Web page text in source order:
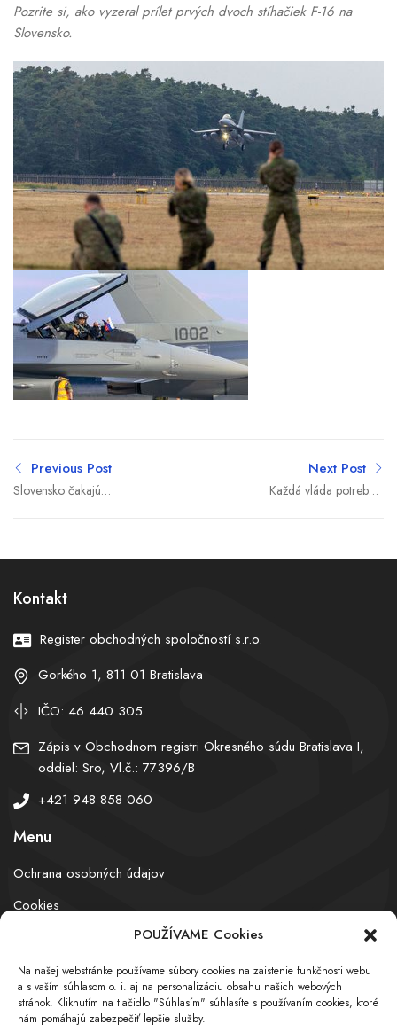
POUŽÍVAME Cookies
Na našej webstránke používame súbory cookies na zaistenie funkčnosti webu
a s vaším súhlasom o. i. aj na personalizáciu obsahu našich webových
stránok. Kliknutím na tlačidlo "Súhlasím" súhlasíte s používaním cookies, ktoré
nám pomáhajú zabezpečiť lepšie služby.
Pozrite si, ako vyzeral prílet prvých dvoch stíhačiek F-16 na
Slovensko.
Previous Post
Slovensko čakajú
Next Post
Každá vláda potrebuje
Kontakt
Register obchodných spoločností s.r.o.
Gorkého 1, 811 01 Bratislava
IČO: 46 440 305
Zápis v Obchodnom registri Okresného súdu Bratislava I,
oddiel: Sro, Vl.č.: 77396/B
+421 948 858 060
Menu
Ochrana osobných údajov
Cookies
© obchodnyregister.com – All rights reserved